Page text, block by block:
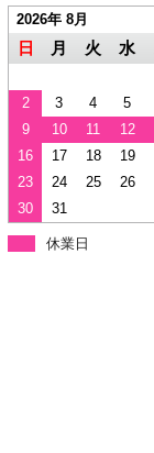
2026年 8月
日 月 火 水
2 3 4
5
9
10 11
12
16
17 18
19
23
24 25
26
30
31
休業日